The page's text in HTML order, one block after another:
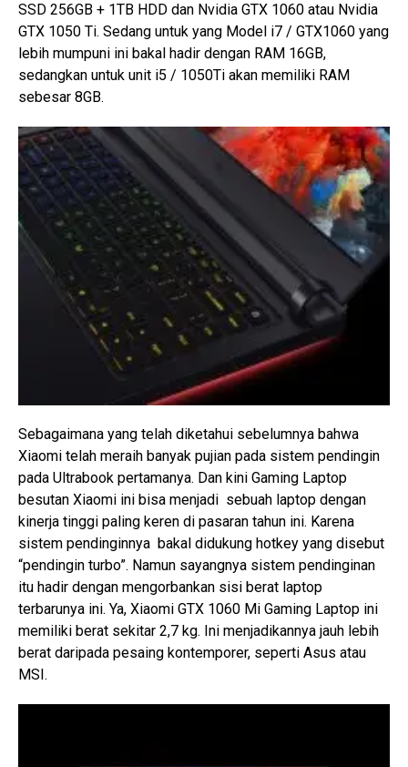
SSD 256GB + 1TB HDD dan Nvidia GTX 1060 atau Nvidia
GTX 1050 Ti. Sedang untuk yang Model i7 / GTX1060 yang
lebih mumpuni ini bakal hadir dengan RAM 16GB,
sedangkan untuk unit i5 / 1050Ti akan memiliki RAM
sebesar 8GB.
Sebagaimana yang telah diketahui sebelumnya bahwa
Xiaomi telah meraih banyak pujian pada sistem pendingin
pada Ultrabook pertamanya. Dan kini Gaming Laptop
besutan Xiaomi ini bisa menjadi sebuah laptop dengan
kinerja tinggi paling keren di pasaran tahun ini. Karena
sistem pendinginnya bakal didukung hotkey yang disebut
“pendingin turbo”. Namun sayangnya sistem pendinginan
itu hadir dengan mengorbankan sisi berat laptop
terbarunya ini. Ya, Xiaomi GTX 1060 Mi Gaming Laptop ini
memiliki berat sekitar 2,7 kg. Ini menjadikannya jauh lebih
berat daripada pesaing kontemporer, seperti Asus atau
MSI.